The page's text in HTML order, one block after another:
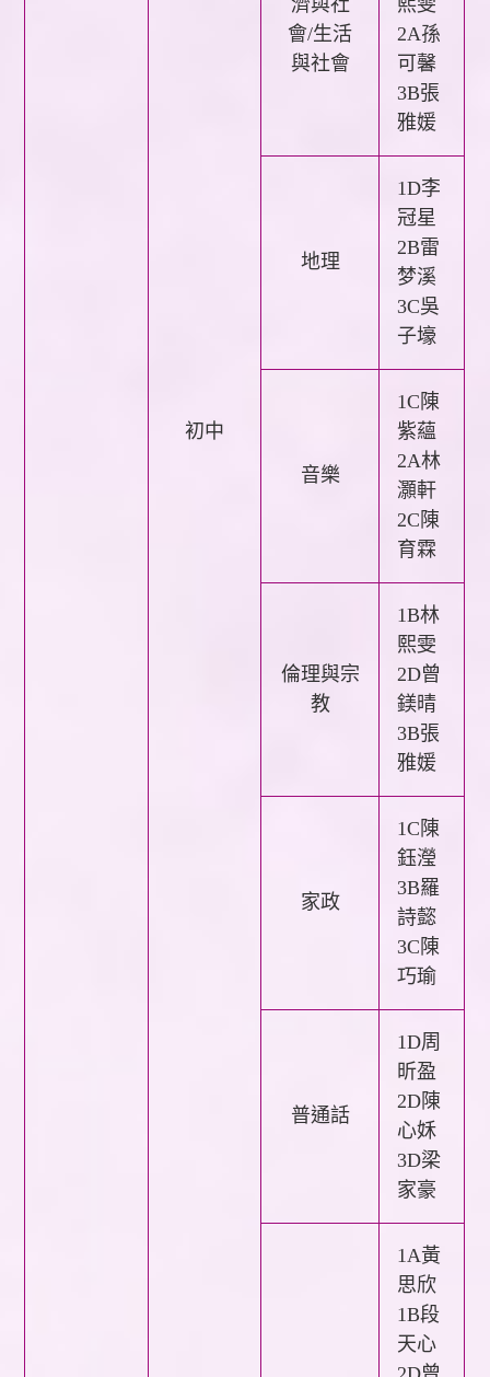
初中
會/生活
與社會
2A孫
可馨
3B張
雅媛
地理
1D李
冠星
2B雷
梦溪
3C吳
子壕
音樂
1C陳
紫蘊
2A林
灝軒
2C陳
育霖
倫理與宗
教
1B林
熙雯
2D曾
鎂晴
3B張
雅媛
家政
1C陳
鈺瀅
3B羅
詩懿
3C陳
巧瑜
普通話
1D周
昕盈
2D陳
心姀
3D梁
家豪
1A黃
思欣
1B段
天心